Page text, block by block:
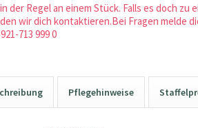
der Regel an einem Stück. Falls es doch zu
wir dich kontaktieren.Bei Fragen melde
713 999 0
Pflegehinweise